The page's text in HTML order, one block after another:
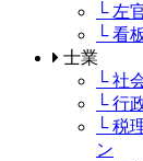
└ 左
└ 看
士業
└ 社
└ 行
└ 税
ン